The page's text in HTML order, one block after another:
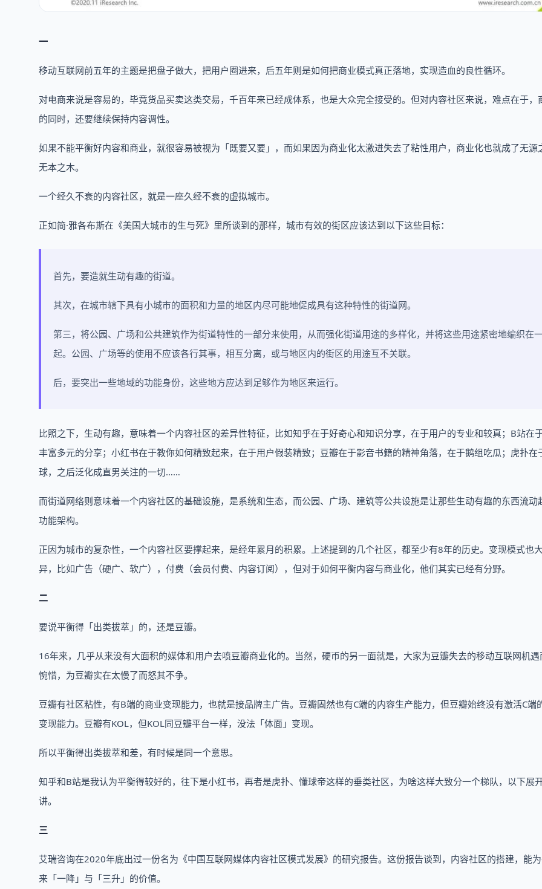
一
移动互联网前五年的主题是把盘子做大，把用户圈进来，后五年则是如何把商业模式真正落地，实现造血的良性循环。
对电商来说是容易的，毕竟货品买卖这类交易，千百年来已经成体系，也是大众完全接受的。但对内容社区来说，难点在于，
的同时，还要继续保持内容调性。
如果不能平衡好内容和商业，就很容易被视为「既要又要」，而如果因为商业化太激进失去了粘性用户，商业化也就成了无源
无本之木。
一个经久不衰的内容社区，就是一座久经不衰的虚拟城市。
正如简·雅各布斯在《美国大城市的生与死》里所谈到的那样，城市有效的街区应该达到以下这些目标：
首先，要造就生动有趣的街道。
其次，在城市辖下具有小城市的面积和力量的地区内尽可能地促成具有这种特性的街道网。
第三，将公园、广场和公共建筑作为街道特性的一部分来使用，从而强化街道用途的多样化，并将这些用途紧密地编织在
起。公园、广场等的使用不应该各行其事，相互分离，或与地区内的街区的用途互不关联。
后，要突出一些地域的功能身份，这些地方应达到足够作为地区来运行。
比照之下，生动有趣，意味着一个内容社区的差异性特征，比如知乎在于好奇心和知识分享，在于用户的专业和较真；B站在
丰富多元的分享；小红书在于教你如何精致起来，在于用户假装精致；豆瓣在于影音书籍的精神角落，在于鹅组吃瓜；虎扑在
球，之后泛化成直男关注的一切……
而街道网络则意味着一个内容社区的基础设施，是系统和生态，而公园、广场、建筑等公共设施是让那些生动有趣的东西流动
功能架构。
正因为城市的复杂性，一个内容社区要撑起来，是经年累月的积累。上述提到的几个社区，都至少有8年的历史。变现模式也
异，比如广告（硬广、软广），付费（会员付费、内容订阅），但对于如何平衡内容与商业化，他们其实已经有分野。
二
要说平衡得「出类拔萃」的，还是豆瓣。
16年来，几乎从来没有大面积的媒体和用户去喷豆瓣商业化的。当然，硬币的另一面就是，大家为豆瓣失去的移动互联网机遇
惋惜，为豆瓣实在太慢了而怒其不争。
豆瓣有社区粘性，有B端的商业变现能力，也就是接品牌主广告。豆瓣固然也有C端的内容生产能力，但豆瓣始终没有激活C端
变现能力。豆瓣有KOL，但KOL同豆瓣平台一样，没法「体面」变现。
所以平衡得出类拔萃和差，有时候是同一个意思。
知乎和B站是我认为平衡得较好的，往下是小红书，再者是虎扑、懂球帝这样的垂类社区，为啥这样大致分一个梯队，以下展
讲。
三
艾瑞咨询在2020年底出过一份名为《中国互联网媒体内容社区模式发展》的研究报告。这份报告谈到，内容社区的搭建，能
来「一降」与「三升」的价值。